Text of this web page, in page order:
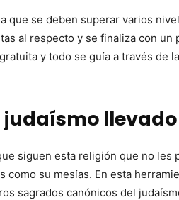
que se deben superar varios
al respecto y se finaliza con un
y todo se guía a través de
judaísmo
siguen esta religión que no les
como su mesías. En esta
sagrados canónicos del